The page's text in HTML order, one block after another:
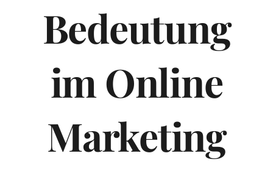
Bedeutung
im Online
Marketing